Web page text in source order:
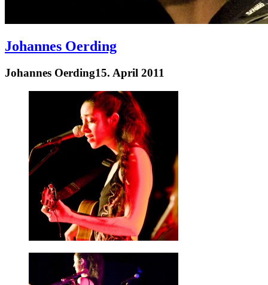
Johannes Oerding
Johannes Oerding15. April 2011